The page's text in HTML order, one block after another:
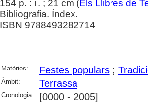
154 p. : il. ; 21 cm (Els Llibres de
Bibliografia. Índex.
ISBN 9788493282714
Matèries: Festes populars;
Àmbit: Terrassa
Cronologia: [0000 - 2005]